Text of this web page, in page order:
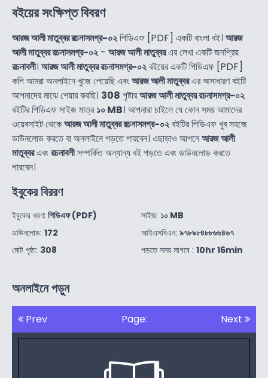
বইয়ের সংক্ষিপ্ত বিবরণ
আরজ আলী মাতুব্বর রচনাসমগ্র-০২পিডিএফ [PDF] একটি বাংলা বই। আরজ
আলী মাতুব্বর রচনাসমগ্র-০২- আরজ আলী মাতুব্বরএর লেখা একটি জনপ্রিয়
রচনাবলী। আরজ আলী মাতুব্বর রচনাসমগ্র-০২বইয়ের একটি পিডিএফ [PDF]
কপি আমরা অনলাইনে খুজে পেয়েছি এবংআরজ আলী মাতুব্বরএর অসাধারণ বইটি
আপনাদের মাঝে শেয়ার করছি। 308 পৃষ্টারআরজ আলী মাতুব্বর রচনাসমগ্র-০২
বইটির পিডিএফ সাইজ মাত্র১০ MB। আপনারা চাইলে যে কোন সময় আমাদের
ওয়েবসাইট থেকেআরজ আলী মাতুব্বর রচনাসমগ্র-০২বইটির পিডিএফ খুব সহজে
ডাউনলোড করতে বা অনলাইনে পড়তে পারবেন। এছাড়াও আপনেআরজ আলী
মাতুব্বরএবংরচনাবলীসম্পর্কিত অন্যান্য বই পড়তে এবং ডাউনলোড করতে
পারবেন।
ইবুকের বিররণ
ইবুকের ধরণ: পিডিএফ (PDF)
ডাউনলোড: 172
মোট পৃষ্ঠা: 308
সাইজ: ১০ MB
আইএসবিএন: ৯৭৮৯৮৪৮৮৬৬৪৬৭
পড়তে সময় লাগবে : 10hr 16min
অনলাইনে পড়ুন
Prev Page: Next